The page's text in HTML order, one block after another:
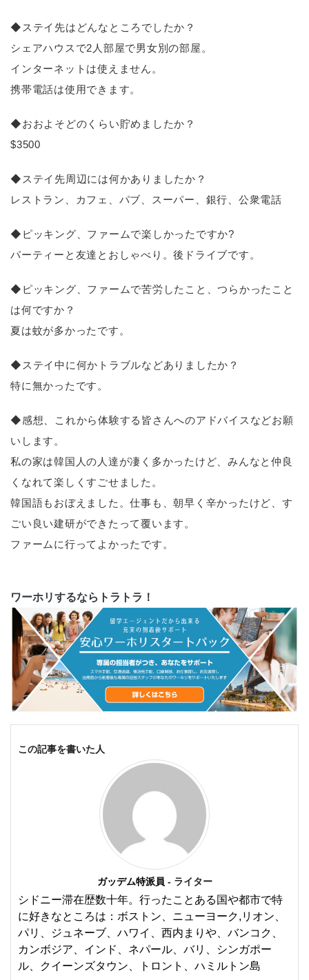
◆ステイ先はどんなところでしたか？
シェアハウスで2人部屋で男女別の部屋。
インターネットは使えません。
携帯電話は使用できます。
◆おおよそどのくらい貯めましたか？
$3500
◆ステイ先周辺には何かありましたか？
レストラン、カフェ、パブ、スーパー、銀行、公衆電話
◆ピッキング、ファームで楽しかったですか?
パーティーと友達とおしゃべり。後ドライブです。
◆ピッキング、ファームで苦労したこと、つらかったこと
は何ですか？
夏は蚊が多かったです。
◆ステイ中に何かトラブルなどありましたか？
特に無かったです。
◆感想、これから体験する皆さんへのアドバイスなどお願
いします。
私の家は韓国人の人達が凄く多かったけど、みんなと仲良
くなれて楽しくすごせました。
韓国語もおぼえました。仕事も、朝早く辛かったけど、す
ごい良い建研ができたって覆います。
ファームに行ってよかったです。
ワーホリするならトラトラ！
この記事を書いた人
ガッデム特派員 - ライター
シドニー滞在歴数十年。行ったことある国や都市で特
に好きなところは：ボストン、ニューヨーク,リオン、
パリ、ジュネーブ、ハワイ、西内まりや、バンコク、
カンボジア、インド、ネパール、バリ、シンガポー
ル、クイーンズタウン、トロント、ハミルトン島